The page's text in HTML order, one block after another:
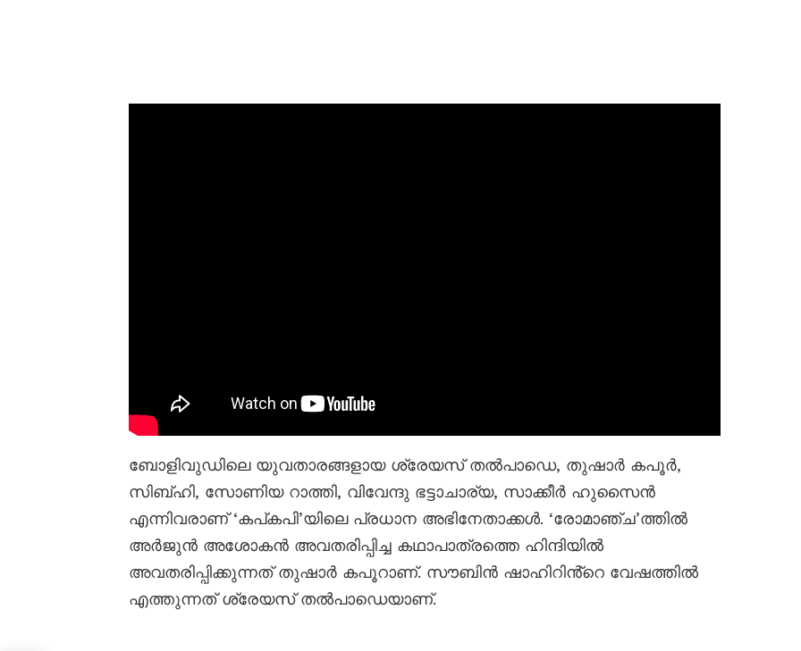
ബോളിവുഡിലെ യുവതാരങ്ങളായ ശ്രേയസ് തൽപാഡെ, തുഷാർ കപൂർ,
സിബ്ഹി, സോണിയ റാത്തി, വിവേന്ദു ഭട്ടാചാര്യ, സാക്കീർ ഹുസൈൻ
എന്നിവരാണ് ‘കപ്കപി’യിലെ പ്രധാന അഭിനേതാക്കൾ. ‘രോമാഞ്ച’ത്തിൽ
അർജുൻ അശോകൻ അവതരിപ്പിച്ച കഥാപാത്രത്തെ ഹിന്ദിയിൽ
അവതരിപ്പിക്കുന്നത് തുഷാർ കപൂറാണ്. സൗബിൻ ഷാഹിറിൻ്റെ വേഷത്തിൽ
എത്തുന്നത് ശ്രേയസ് തൽപാഡെയാണ്.